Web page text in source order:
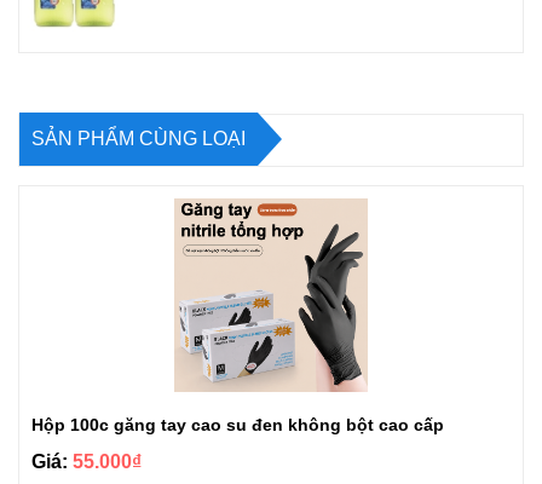
SẢN PHẨM CÙNG LOẠI
Hộp 100c găng tay cao su đen không bột cao cấp
Giá: 55.000₫